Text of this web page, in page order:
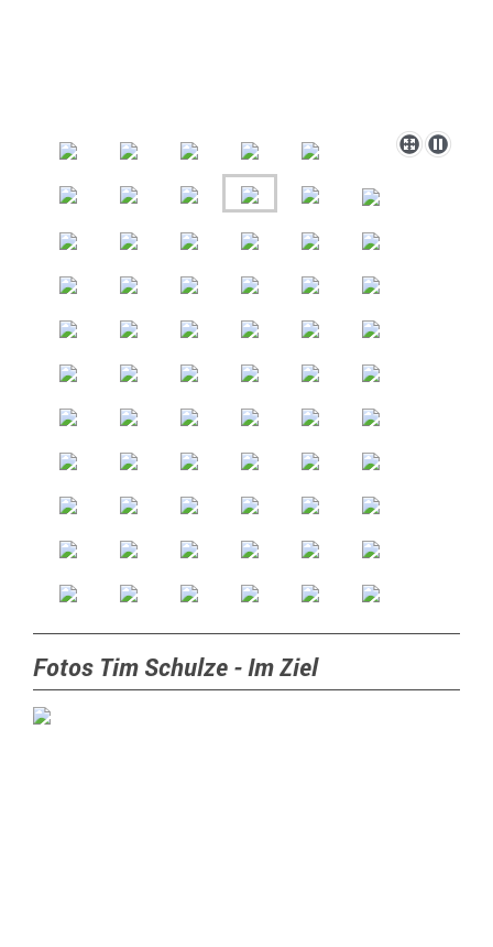
Fotos Tim Schulze - Im Ziel